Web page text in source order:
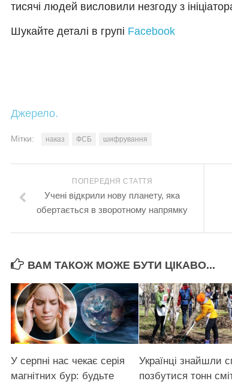
тисячі людей висловили незгоду з
Шукайте деталі в групі Facebook
Джерело.
Мітки: наказ ФСБ шифрування
ПОПЕРЕДНЯ СТАТТЯ
Учені відкрили нову планету, яка
обертається в зворотному напрямку
ВАМ ТАКОЖ МОЖЕ БУТИ ЦІКАВО...
У серпні нас чекає серія
магнітних бур: будьте
Українці знайшли
позбутися тонн